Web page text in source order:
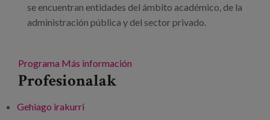
se encuentran entidades del ámbito académico, de la
administración pública y del sector privado.
Programa Más información
Profesionalak
Gehiago irakurri